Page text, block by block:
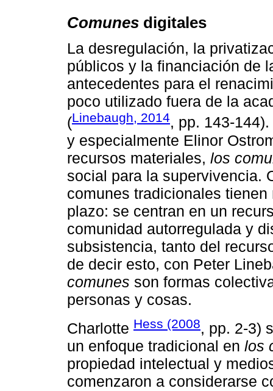
Comunes digitales
La desregulación, la
públicos y la financiación de
antecedentes para el
poco utilizado fuera de la
(Linebaugh, 2014, pp. 143-
y especialmente Elinor
recursos materiales, los
social para la supervivencia.
comunes tradicionales
plazo: se centran en un
comunidad autorregulada y
subsistencia, tanto del
de decir esto, con Peter
comunes son formas
personas y cosas.
Charlotte Hess (2008, pp. 2-3)
un enfoque tradicional en los
propiedad intelectual y
comenzaron a considerarse